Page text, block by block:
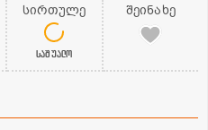
სირთულე
საშუალო
შეინახე